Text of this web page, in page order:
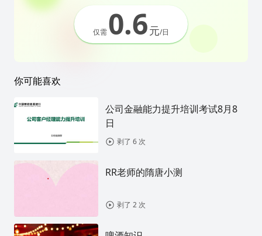
仅需0.6元/日
你可能喜欢
公司金融能力提升培训考试8月8
日
剥了 6 次
RR老师的隋唐小测
剥了 2 次